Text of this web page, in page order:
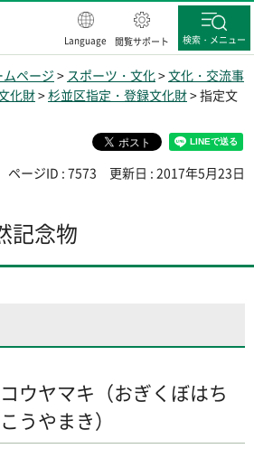
Language 閲覧サポート 検索・メニュー
ページ > スポーツ・文化>文化・交流事
化財>杉並区指定・登録文化財> 指定文
ページID : 7573 更新日 : 2017年5月23日
記念物
ウヤマキ（おぎくぼはち
うやまき）